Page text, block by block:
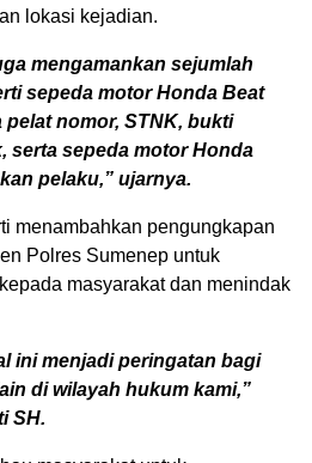
lokasi kejadian.
mengamankan sejumlah
sepeda motor Honda Beat
nomor, STNK, bukti
serta sepeda motor Honda
pelaku,” ujarnya.
menambahkan pengungkapan
Polres Sumenep untuk
masyarakat dan menindak
ini menjadi peringatan bagi
di wilayah hukum kami,”
SH.